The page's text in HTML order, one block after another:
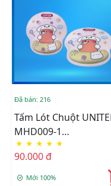
Đã bán: 216
Tấm Lót Chuột
MHD009-1
(220*245*15)MM
★ ★ ★ ★ ★
90.000 đ
Mới 100%